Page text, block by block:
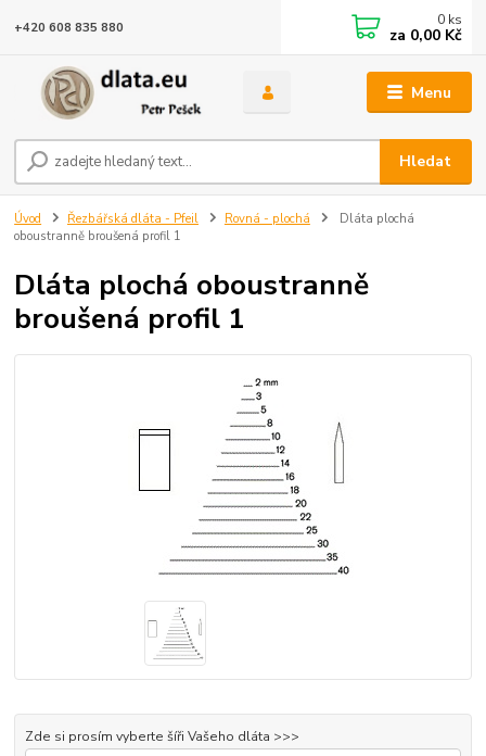
Menu
Hledat
+420 608 835 880 0 ks
za 0,00 Kč
Úvod Řezbářská dláta - Pfeil Rovná - plochá
Dláta plochá
oboustranně broušená profil 1
Dláta plochá oboustranně
broušená profil 1
Zde si prosím vyberte šíři Vašeho dláta >>>